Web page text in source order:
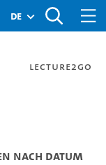
de
Lecture2Go
nach Datum